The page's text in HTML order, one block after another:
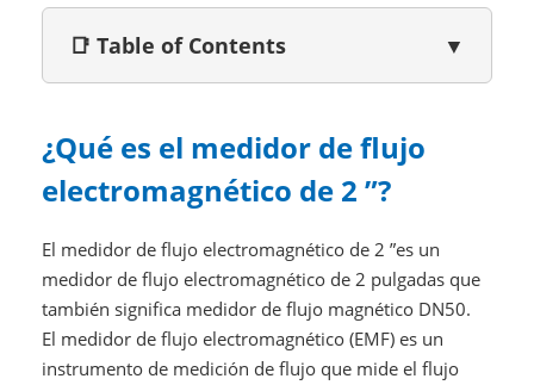
📑 Table of Contents ▼
¿Qué es el medidor de flujo
electromagnético de 2 ”?
El medidor de flujo electromagnético de 2 ”es un
medidor de flujo electromagnético de 2 pulgadas que
también significa medidor de flujo magnético DN50.
El medidor de flujo electromagnético (EMF) es un
instrumento de medición de flujo que mide el flujo